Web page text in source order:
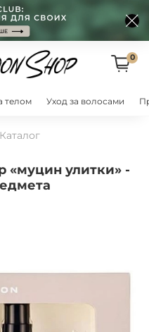
0
телом Уход за волосами
Каталог
«муцин улитки» -